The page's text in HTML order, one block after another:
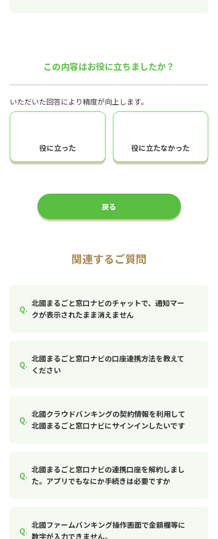
この内容はお役に立ちましたか？
いただいた回答により精度が向上します。
役に立った 役に立たなかった
戻る
関連するご質問
北國まるごと窓口ナビのチャットで、通知マー
クが表示されたまま消えません
北國まるごと窓口ナビの口座連携方法を教えて
ください
北國クラウドバンキングの契約情報を利用して
北國まるごと窓口ナビにサインインしたいです
北國まるごと窓口ナビの連携口座を解約しまし
た。アプリでもなにか手続きは必要ですか
北國ファームバンキング操作画面で金額欄等に
数字が入力できません。